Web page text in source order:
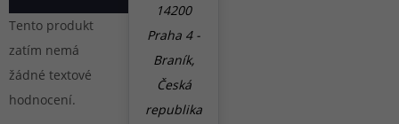
14200
Praha 4 -
Braník,
Česká
republika
Tento produkt
zatím nemá
žádné textové
hodnocení.